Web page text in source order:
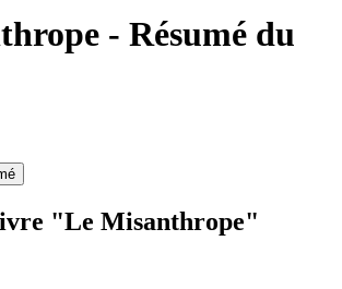
- Résumé du
"Le Misanthrope"